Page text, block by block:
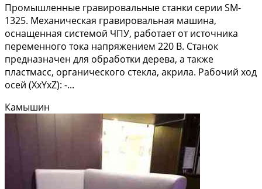
Промышленные гравировальные станки серии SM-
1325. Механическая гравировальная машина,
оснащенная системой ЧПУ, работает от источника
переменного тока напряжением 220 В. Станок
предназначен для обработки дерева, а также
пластмасс, органического стекла, акрила. Рабочий ход
осей (XxYxZ): -...
Камышин